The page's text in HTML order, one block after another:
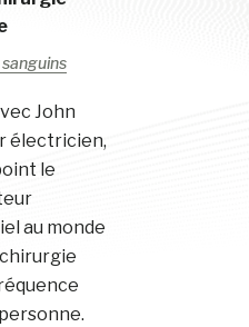
John
électricien,
le
au monde